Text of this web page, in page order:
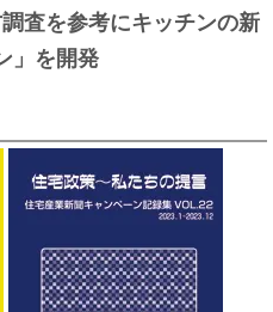
査を参考にキッチンの新
」を開発